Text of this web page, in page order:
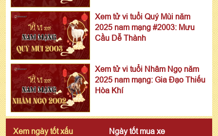
Xem tử vi tuổi Quý Mùi năm
2025 nam mạng #2003: Mưu
Cầu Dễ Thành
Xem tử vi tuổi Nhâm Ngọ năm
2025 nam mạng: Gia Đạo Thiếu
Hòa Khí
Xem ngày tốt xấu
Ngày tốt mua xe